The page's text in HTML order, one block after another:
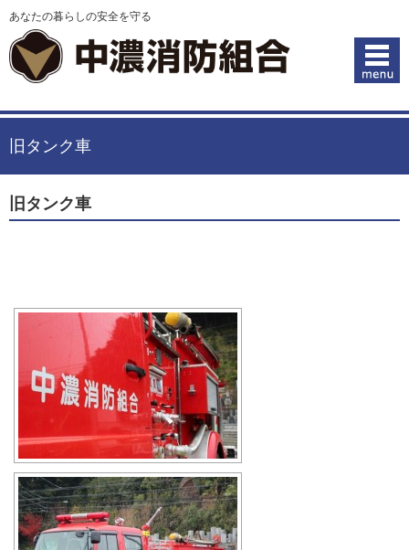
あなたの暮らしの安全を守る
旧タンク車
旧タンク車